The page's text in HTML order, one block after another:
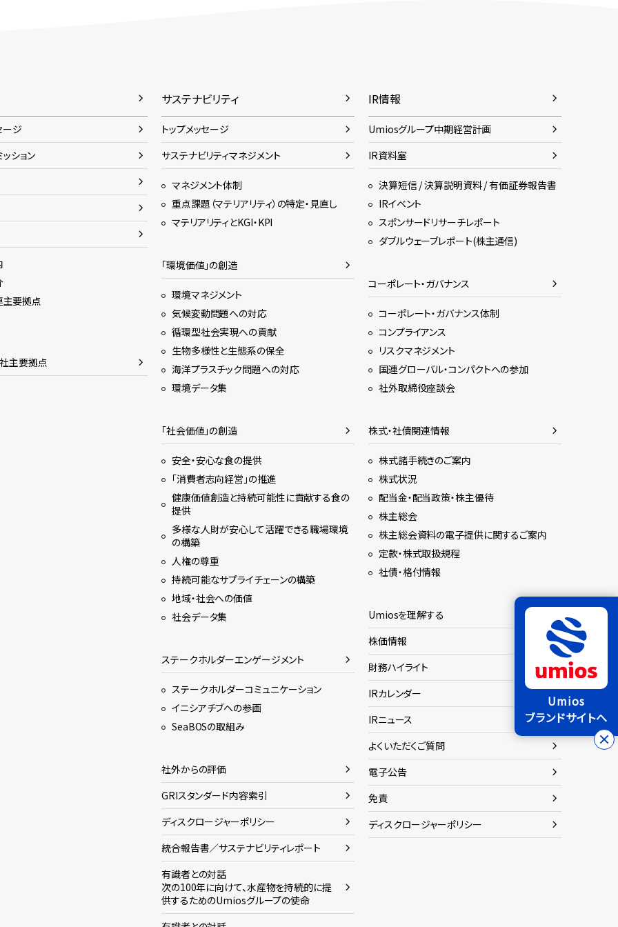
Umios
ブランドサイトへ
ージ
ッション
要拠点
主要拠点
サステナビリティ
トップメッセージ
サステナビリティマネジメント
マネジメント体制
重点課題（マテリアリティ）の特定・見直し
マテリアリティとKGI・KPI
「環境価値」の創造
環境マネジメント
気候変動問題への対応
循環型社会実現への貢献
生物多様性と生態系の保全
海洋プラスチック問題への対応
環境データ集
「社会価値」の創造
安全・安心な食の提供
「消費者志向経営」の推進
健康価値創造と持続可能性に貢献する食の
提供
多様な人財が安心して活躍できる職場環境
の構築
人権の尊重
持続可能なサプライチェーンの構築
地域・社会への価値
社会データ集
ステークホルダーエンゲージメント
ステークホルダーコミュニケーション
イニシアチブへの参画
SeaBOSの取組み
社外からの評価
GRIスタンダード内容索引
ディスクロージャーポリシー
統合報告書／サステナビリティレポート
有識者との対話
次の100年に向けて、水産物を持続的に提
供するためのUmiosグループの使命
IR情報
Umiosグループ中期経営計画
IR資料室
決算短信 / 決算説明資料 / 有価証券報告書
IRイベント
スポンサードリサーチレポート
ダブルウェーブレポート(株主通信)
コーポレート・ガバナンス
コーポレート・ガバナンス体制
コンプライアンス
リスクマネジメント
国連グローバル・コンパクトへの参加
社外取締役座談会
株式・社債関連情報
株式諸手続きのご案内
株式状況
配当金・配当政策・株主優待
株主総会
株主総会資料の電子提供に関するご案内
定款・株式取扱規程
社債・格付情報
Umiosを理解する
株価情報
財務ハイライト
IRカレンダー
IRニュース
よくいただくご質問
電子公告
免責
ディスクロージャーポリシー